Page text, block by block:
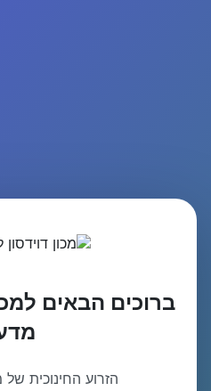
ברוכים הבאים
הזרוע החינוכית של